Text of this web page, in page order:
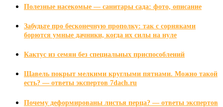
Полезные насекомые — санитары сада: фото, описание
Забудьте про бесконечную прополку: так с сорняками
борются умные дачники, когда их силы на нуле
Кактус из семян без специальных приспособлений
Щавель покрыт мелкими круглыми пятнами. Можно такой
есть? — ответы экспертов 7dach.ru
Почему деформированы листья перца? — ответы экспертов